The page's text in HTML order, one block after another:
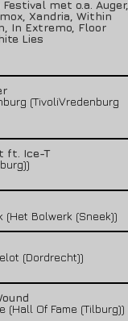
met o.a. Auger,
Xandria, Within
In Extremo, Floor
Lies
(TivoliVredenburg
ft. Ice-T
(Het Bolwerk (Sneek))
(Dordrecht))
(Hall Of Fame (Tilburg))